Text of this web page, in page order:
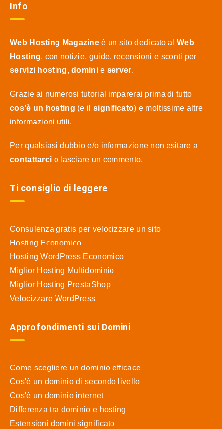
Info
Web Hosting Magazine è un sito dedicato al Web
Hosting, con notizie, guide, recensioni e sconti per
servizi hosting,dominie server.
Grazie ai numerosi tutorial imparerai prima di tutto
cos’è un hosting (e il significato) e moltissime altre
informazioni utili.
Per qualsiasi dubbio e/o informazione non esitare a
contattarci o lasciare un commento.
Ti consiglio di leggere
Consulenza gratis per velocizzare un sito
Hosting Economico
Hosting WordPress Economico
Miglior Hosting Multidominio
Miglior Hosting PrestaShop
Velocizzare WordPress
Approfondimenti sui Domini
Come scegliere un dominio efficace
Cos'è un dominio di secondo livello
Cos'è un dominio internet
Differenza tra dominio e hosting
Estensioni domini significato